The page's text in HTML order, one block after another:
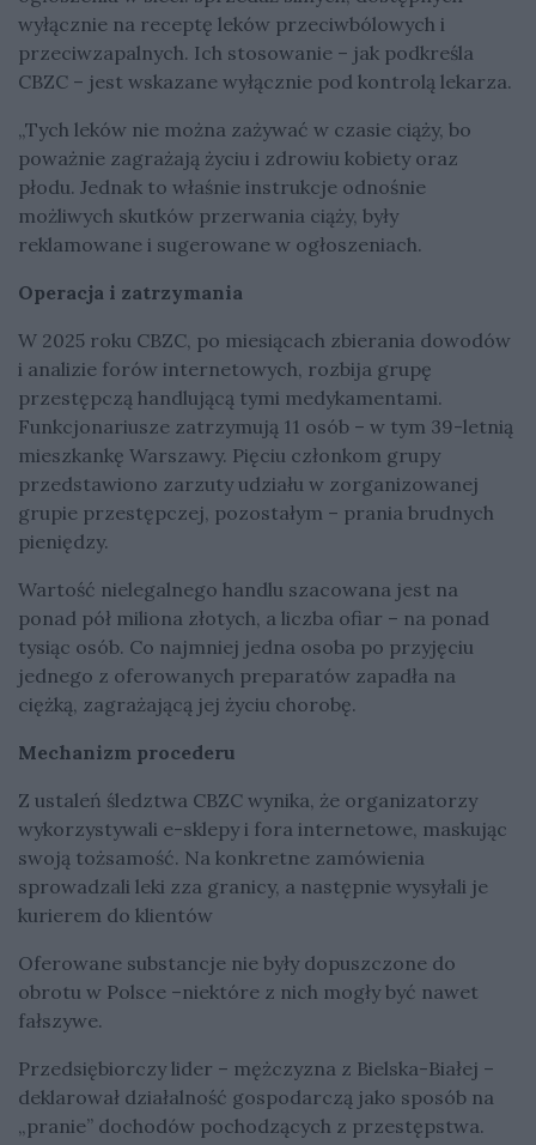
wyłącznie na receptę leków przeciwbólowych i
przeciwzapalnych. Ich stosowanie – jak podkreśla
CBZC – jest wskazane wyłącznie pod kontrolą lekarza.
„Tych leków nie można zażywać w czasie ciąży, bo
poważnie zagrażają życiu i zdrowiu kobiety oraz
płodu. Jednak to właśnie instrukcje odnośnie
możliwych skutków przerwania ciąży, były
reklamowane i sugerowane w ogłoszeniach.
Operacja i zatrzymania
W 2025 roku CBZC, po miesiącach zbierania dowodów
i analizie forów internetowych, rozbija grupę
przestępczą handlującą tymi medykamentami.
Funkcjonariusze zatrzymują 11 osób – w tym 39-letnią
mieszkankę Warszawy. Pięciu członkom grupy
przedstawiono zarzuty udziału w zorganizowanej
grupie przestępczej, pozostałym – prania brudnych
pieniędzy.
Wartość nielegalnego handlu szacowana jest na
ponad pół miliona złotych, a liczba ofiar – na ponad
tysiąc osób. Co najmniej jedna osoba po przyjęciu
jednego z oferowanych preparatów zapadła na
ciężką, zagrażającą jej życiu chorobę.
Mechanizm procederu
Z ustaleń śledztwa CBZC wynika, że organizatorzy
wykorzystywali e-sklepy i fora internetowe, maskując
swoją tożsamość. Na konkretne zamówienia
sprowadzali leki zza granicy, a następnie wysyłali je
kurierem do klientów
Oferowane substancje nie były dopuszczone do
obrotu w Polsce –niektóre z nich mogły być nawet
fałszywe.
Przedsiębiorczy lider – mężczyzna z Bielska-Białej –
deklarował działalność gospodarczą jako sposób na
„pranie” dochodów pochodzących z przestępstwa.